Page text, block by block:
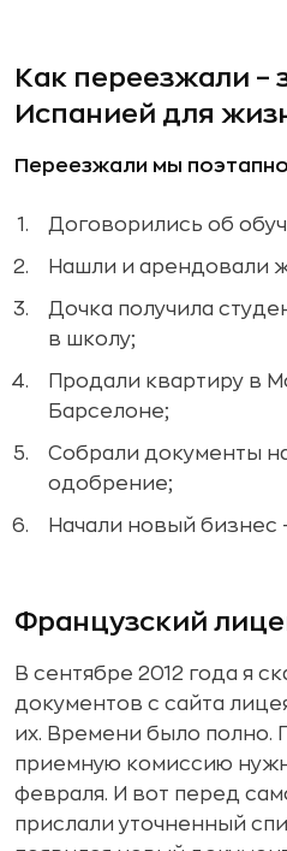
Как переезжали –
Испанией для
Переезжали мы
Договорились об
Нашли и арендовали
Дочка получила
в школу;
Продали квартиру в
Барселоне;
Собрали документы
одобрение;
Начали новый бизнес
Французский
В сентябре 2012 года я
документов с сайта
их. Времени было полно.
приемную комиссию
февраля. И вот перед
прислали уточненный